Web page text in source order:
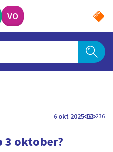
VO
6 okt 2025 236
3 oktober?